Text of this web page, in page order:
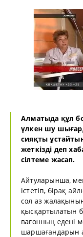
Алматыда құл
үлкен шу
сияқты
жеткізді деп
сілтеме жасап.
Айтуларынша,
істетіп, бірақ
сол аз жалақының
қысқартылатын
вагонның едені
шаршағандарын